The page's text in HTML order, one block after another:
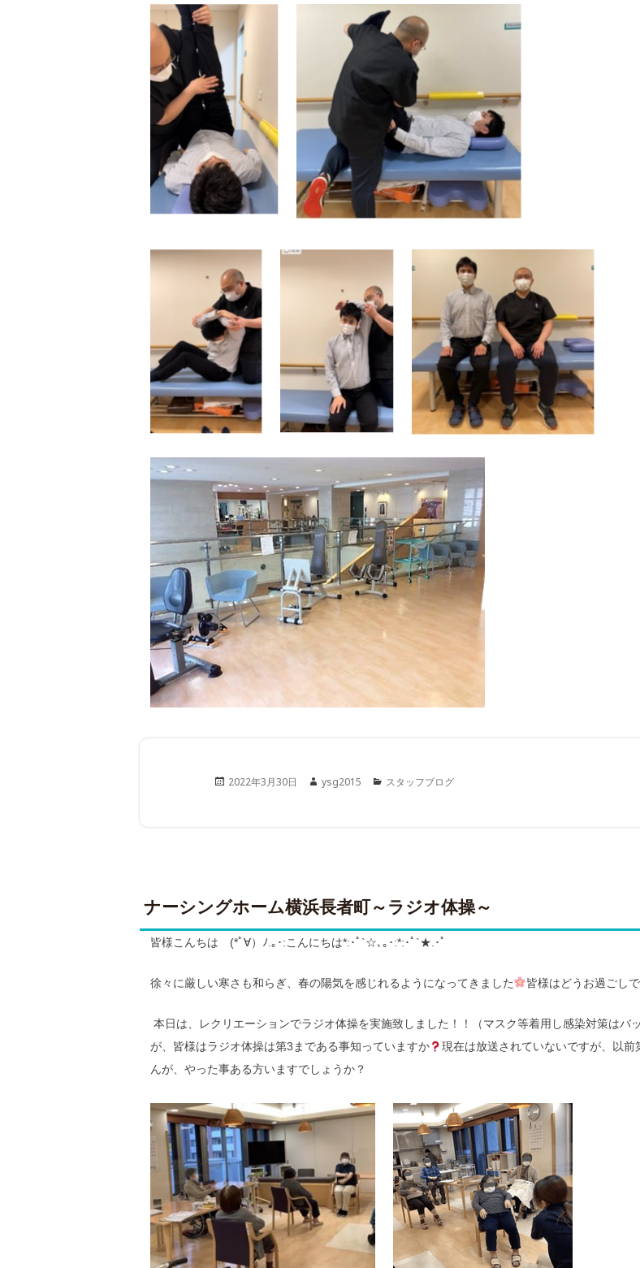
Posted
2022年3月30日 Author
ysg2015 Categories
スタッフブログ
ナーシングホーム横浜長者町～ラジオ体操～
皆様こんちは (*ﾟ∀）ﾉ.｡･:こんにちは*:･ﾟ`☆､｡･:*:･ﾟ`★.･ﾟ
徐々に厳しい寒さも和らぎ、春の陽気を感じれるようになってきました 皆様はどうお過ごし
本日は、レクリエーションでラジオ体操を実施致しました！！（マスク等着用し感染対策はバ
が、皆様はラジオ体操は第3まである事知っていますか
現在は放送されていないですが、以
んが、やった事ある方いますでしょうか？